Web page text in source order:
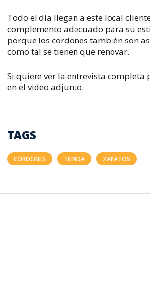
Todo el día llegan a este local
complemento adecuado para su
porque los cordones también son
como tal se tienen que renovar.
Si quiere ver la entrevista completa
en el video adjunto.
TAGS
CORDONES TIENDA ZAPATOS